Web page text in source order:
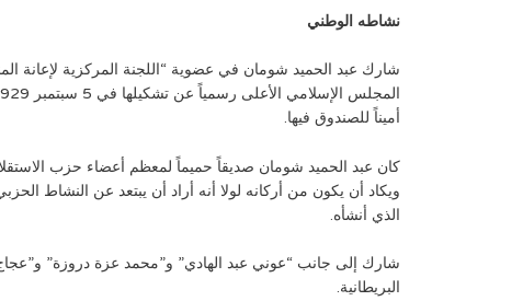
نشاطه الوطني
شارك عبد الحميد شومان في عضوية “اللجنة المركزية لإعانة
أميناً للصندوق فيها.
ويكاد أن يكون من أركانه لولا أنه أراد أن يبتعد عن النشاط
الذي أنشأه.
البريطانية.